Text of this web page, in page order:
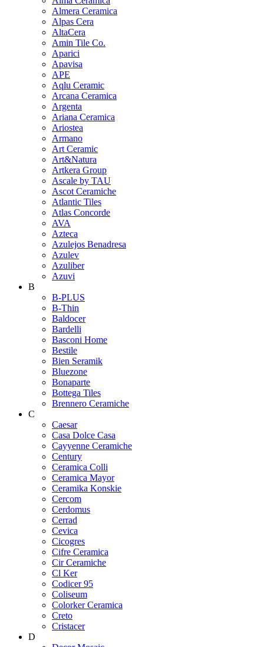
Almera Ceramica
Alpas Cera
AltaCera
Amin Tile Co.
Aparici
Apavisa
APE
Aqlu Ceramic
Arcana Ceramica
Argenta
Ariana Ceramica
Ariostea
Armano
Art Ceramic
Art&Natura
Artkera Group
Ascale by TAU
Ascot Ceramiche
Atlantic Tiles
Atlas Concorde
AVA
Azteca
Azulejos Benadresa
Azulev
Azuliber
Azuvi
B
B-PLUS
B-Thin
Baldocer
Bardelli
Basconi Home
Bestile
Bien Seramik
Bluezone
Bonaparte
Bottega Tiles
Brennero Ceramiche
C
Caesar
Casa Dolce Casa
Cayyenne Ceramiche
Century
Ceramica Colli
Ceramica Mayor
Ceramika Konskie
Cercom
Cerdomus
Cerrad
Cevica
Cicogres
Cifre Ceramica
Cir Ceramiche
Cl Ker
Codicer 95
Coliseum
Colorker Ceramica
Creto
Cristacer
D